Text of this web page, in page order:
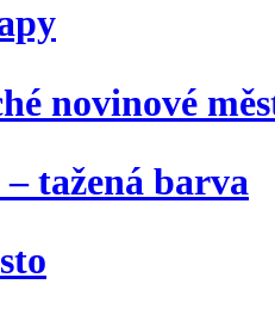
novinové
tažená barva